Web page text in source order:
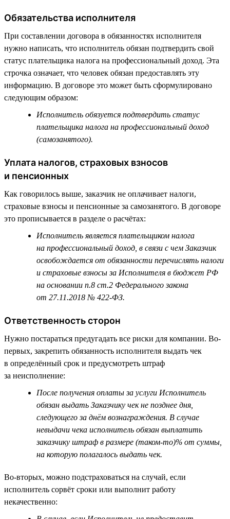
Обязательства исполнителя
При составлении договора в обязанностях исполнителя
нужно написать, что исполнитель обязан подтвердить свой
статус плательщика налога на профессиональный доход. Эта
строчка означает, что человек обязан предоставлять эту
информацию. В договоре это может быть сформулировано
следующим образом:
Исполнитель обязуется подтвердить статус
плательщика налога на профессиональный доход
(самозанятого).
Уплата налогов, страховых взносов
и пенсионных
Как говорилось выше, заказчик не оплачивает налоги,
страховые взносы и пенсионные за самозанятого. В договоре
это прописывается в разделе о расчётах:
Исполнитель является плательщиком налога
на профессиональный доход, в связи с чем Заказчик
освобождается от обязанности перечислять налоги
и страховые взносы за Исполнителя в бюджет РФ
на основании п.8 ст.2 Федерального закона
от 27.11.2018 № 422-ФЗ.
Ответственность сторон
Нужно постараться предугадать все риски для компании. Во-
первых, закрепить обязанность исполнителя выдать чек
в определённый срок и предусмотреть штраф
за неисполнение:
После получения оплаты за услуги Исполнитель
обязан выдать Заказчику чек не позднее дня,
следующего за днём вознаграждения. В случае
невыдачи чека исполнитель обязан выплатить
заказчику штраф в размере (таком-то)% от суммы,
на которую полагалось выдать чек.
Во-вторых, можно подстраховаться на случай, если
исполнитель сорвёт сроки или выполнит работу
некачественно: